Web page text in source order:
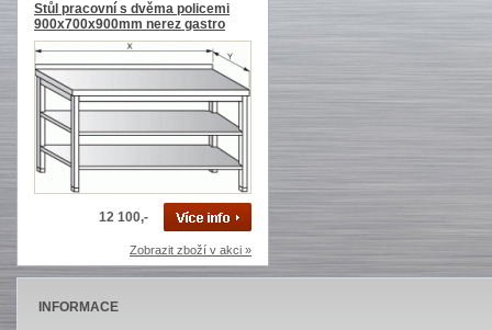
Stůl pracovní s dvěma policemi
900x700x900mm nerez gastro
12 100,-
Zobrazit zboží v akci »
INFORMACE